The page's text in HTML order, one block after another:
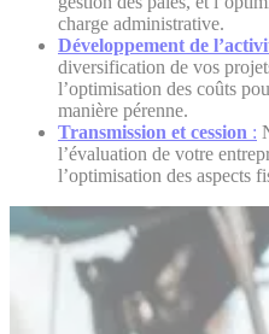
charge administrative.
Développement de
diversification de vos
l’optimisation des coûts
manière pérenne.
Transmission et cession :
l’évaluation de votre
l’optimisation des aspects